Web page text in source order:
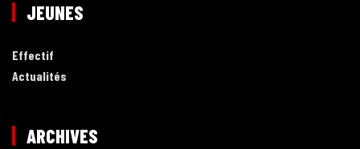
JEUNES
Effectif
Actualités
ARCHIVES